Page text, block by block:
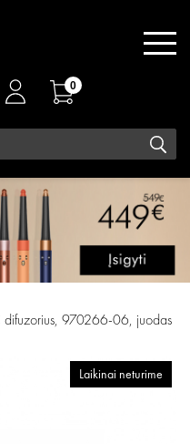
0
difuzorius, 970266-06, juodas
Laikinai neturime